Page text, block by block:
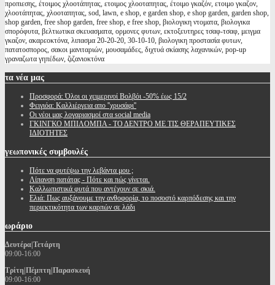
προπιεσης, έτοιμος χλοοτάπητας, ετοιμος χλοοταπητας, έτοιμο γκαζόν, ετοιμο γκαζον,
χλοοτάπητας, χλοοταπητας, sod, lawn, e shop, e garden shop, e shop garden, garden shop,
shop garden, free shop garden, free shop, e free shop, βιολογικη ντοματα, βιολογικα
σπορόφυτα, βελτιωτικα σκευασματα, ορμονες φυτων, εκτοξευτηρες τσαφ-τσαφ, μειγμα
γκαζον, ακαρεοκτόνα, λιπασμα 20-20-20, 30-10-10, βιολογικη προστασία φυτων,
πατατοσπορος, σακοι μανιταριών, μουσαμάδες, διχτυά σκίασης λαχανικών, pop-up
γραναζωτα γηπέδων, ζιζανιοκτόνα
τα νέα μας
Προσφορά: Όλοι οι χειμερινοί Βολβόι -50% έως 15/2
Φειγιόα: Καλλιέργεια απο ''χρυσάφι''
Oι νέοι μας λογαριασμοί στα social media
ΓΚΙΝΓΚΟ ΜΠΙΛΟΜΠΑ - ΤΟ ΔΕΝΤΡΟ ΜΕ ΤΙΣ ΘΕΡΑΠΕΥΤΙΚΕΣ
ΙΔΙΟΤΗΤΕΣ
γεωπονικές συμβουλές
Πότε να φυτέψω την λεβάντα μου ;
Λίπανση πατάτας - Πότε και πώς γίνεται.
Καλλωπιστικά φυτά που αντέχουν σε σκιά.
Ελιά: Πως αυξάνουμε την ανθοφορία, το ποσοστό καρπόδεσης και την
περιεκτικότητα των καρπών σε λάδι
ωράριο
Δευτέρα|Τετάρτη
09:00-16:00
Τρίτη|Πέμπτη|Παρασκευή
09:00-16:00